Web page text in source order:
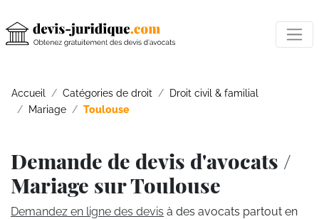
Accueil Catégories de droit
Droit civil & familial
Mariage
Toulouse
Demande de devis d'avocats /
Mariage sur Toulouse
Demandez en ligne des devis à des avocats partout en